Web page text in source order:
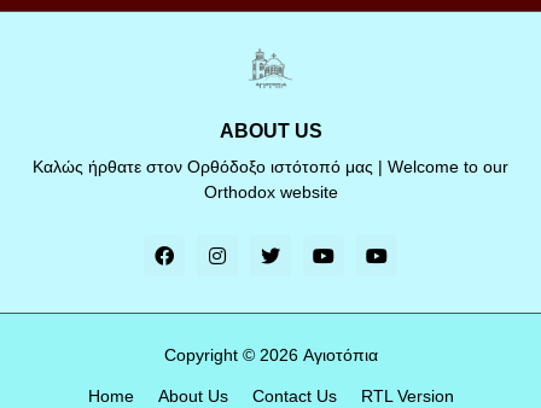
ABOUT US
Καλώς ήρθατε στον Ορθόδοξο ιστότοπό μας | Welcome to our
Orthodox website
Copyright © 2026 Αγιοτόπια
Home About Us Contact Us RTL Version